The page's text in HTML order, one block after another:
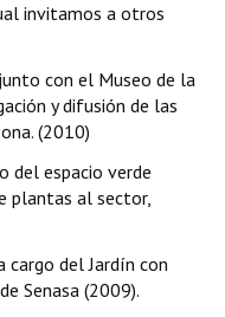
invitamos a otros
con el Museo de la
y difusión de las
(2010)
espacio verde
plantas al sector,
del Jardín con
Senasa (2009).